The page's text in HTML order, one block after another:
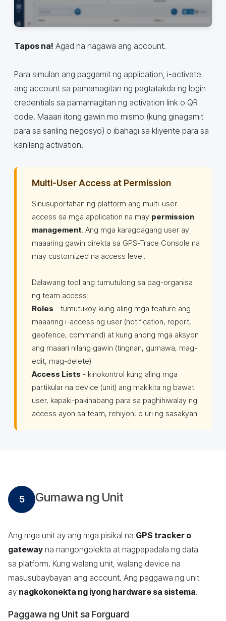
Tapos na! Agad na nagawa ang account.
Para simulan ang paggamit ng application, i-activate
ang account sa pamamagitan ng pagtatakda ng login
credentials sa pamamagitan ng activation link o QR
code. Maaari itong gawin mo mismo (kung ginagamit
para sa sariling negosyo) o ibahagi sa kliyente para sa
kanilang activation.
Multi-User Access at Permission
Sinusuportahan ng platform ang multi-user
access sa mga application na may permission
management. Ang mga karagdagang user ay
maaaring gawin direkta sa GPS-Trace Console na
may customized na access level.
Dalawang tool ang tumutulong sa pag-organisa
ng team access:
Roles - tumutukoy kung aling mga feature ang
maaaring i-access ng user (notification, report,
geofence, command) at kung anong mga aksyon
ang maaari nilang gawin (tingnan, gumawa, mag-
edit, mag-delete)
Access Lists - kinokontrol kung aling mga
partikular na device (unit) ang makikita ng bawat
user, kapaki-pakinabang para sa paghihiwalay ng
access ayon sa team, rehiyon, o uri ng sasakyan.
5 Gumawa ng Unit
Ang mga unit ay ang mga pisikal na GPS tracker o
gateway na nangongolekta at nagpapadala ng data
sa platform. Kung walang unit, walang device na
masusubaybayan ang account. Ang paggawa ng unit
ay nagkokonekta ng iyong hardware sa sistema.
Paggawa ng Unit sa Forguard